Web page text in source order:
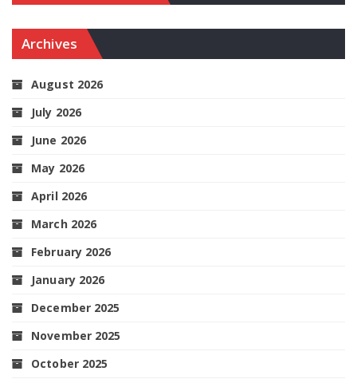
Archives
August 2026
July 2026
June 2026
May 2026
April 2026
March 2026
February 2026
January 2026
December 2025
November 2025
October 2025